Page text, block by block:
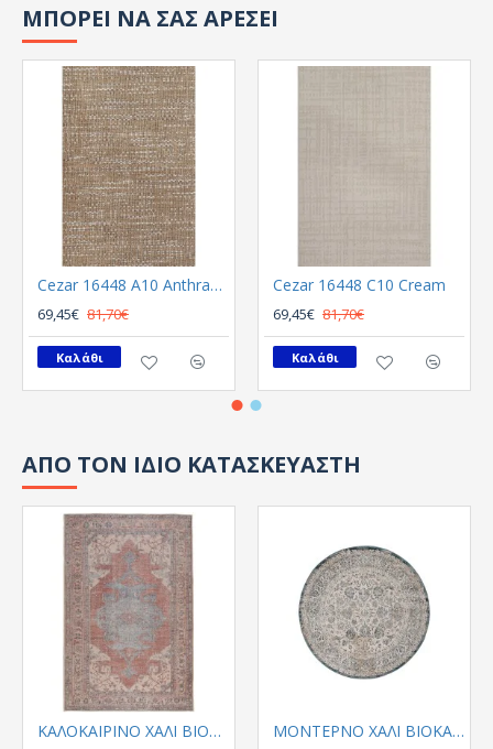
ΜΠΟΡΕΙ ΝΑ ΣΑΣ ΑΡΕΣΕΙ
Cezar 16448 A10 Anthracite
69,45€ 81,70€
Καλάθι
Cezar 16448 C10 Cream
69,45€ 81,70€
Καλάθι
ΑΠΟ ΤΟΝ ΙΔΙΟ ΚΑΤΑΣΚΕΥΑΣΤΗ
ΚΑΛΟΚΑΙΡΙΝΟ ΧΑΛΙ ΒΙΟΚΑΡΠΕΤ PLUMERIA 5525 01 ΜΟΝΤΕΡΝΟ ΧΑΛΙ ΒΙΟΚΑΡΠΕΤGossip 8504A White Blue Round